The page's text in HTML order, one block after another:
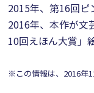
2015年、第16回ピ
2016年、本作が文
10回えほん大賞」
※この情報は、2016年